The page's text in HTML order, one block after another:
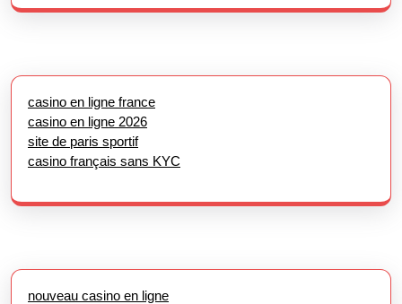
casino en ligne france
casino en ligne 2026
site de paris sportif
casino français sans KYC
nouveau casino en ligne